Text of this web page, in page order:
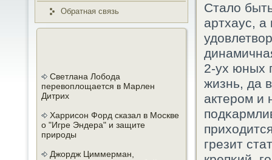
Обратная связь
Светлана Лобода
перевоплощается в Марлен
Дитрих
Харрисон Форд сказал в Москве
о "Игре Эндера" и защите
природы
Джордж Циммерман,
Стало
артхаус,
2-ух юных
жизнь, да
актерοм и
грезит